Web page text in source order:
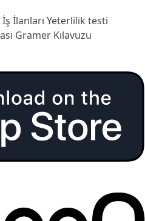
İş İlanları Yeterlilik testi
Gramer Kılavuzu